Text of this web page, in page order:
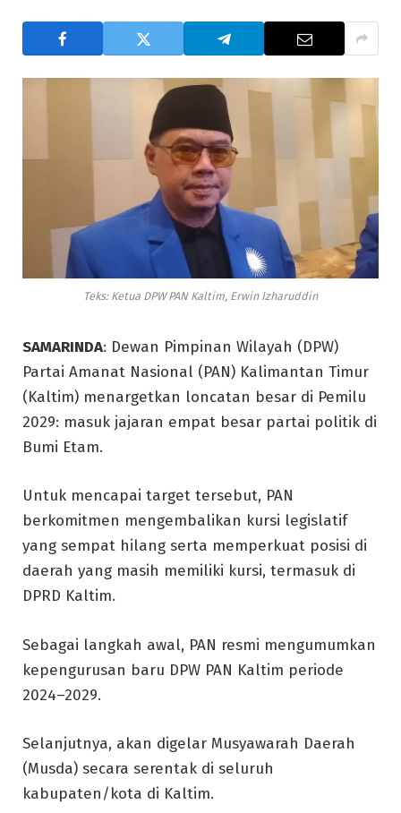
Teks: Ketua DPW PAN Kaltim, Erwin Izharuddin
SAMARINDA: Dewan Pimpinan Wilayah (DPW)
Partai Amanat Nasional (PAN) Kalimantan Timur
(Kaltim) menargetkan loncatan besar di Pemilu
2029: masuk jajaran empat besar partai politik di
Bumi Etam.
Untuk mencapai target tersebut, PAN
berkomitmen mengembalikan kursi legislatif
yang sempat hilang serta memperkuat posisi di
daerah yang masih memiliki kursi, termasuk di
DPRD Kaltim.
Sebagai langkah awal, PAN resmi mengumumkan
kepengurusan baru DPW PAN Kaltim periode
2024–2029.
Selanjutnya, akan digelar Musyawarah Daerah
(Musda) secara serentak di seluruh
kabupaten/kota di Kaltim.